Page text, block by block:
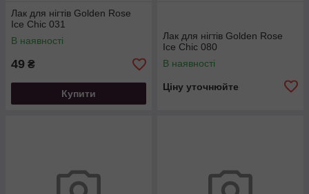
Лак для нігтів Golden Rose
Ice Chic 031
В наявності
49 ₴
Купити
Лак для нігтів Golden Rose
Ice Chic 080
В наявності
Ціну уточнюйте